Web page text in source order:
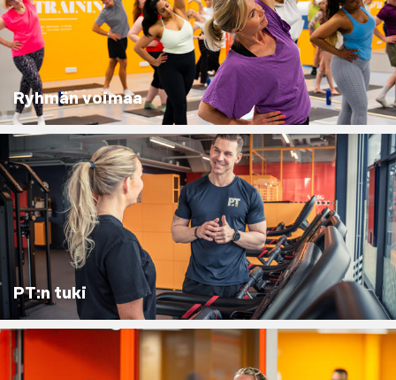
Ryhmän voimaa
PT:n tuki